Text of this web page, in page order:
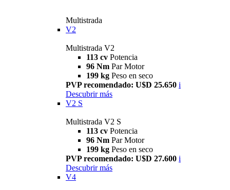
Multistrada
V2
Multistrada V2
113 cv Potencia
96 Nm Par Motor
199 kg Peso en seco
PVP recomendado: U$D 25.650 i
Descubrir más
V2 S
Multistrada V2 S
113 cv Potencia
96 Nm Par Motor
199 kg Peso en seco
PVP recomendado: U$D 27.600 i
Descubrir más
V4